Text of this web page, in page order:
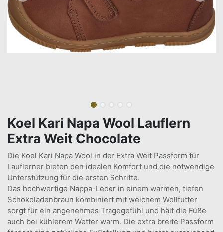
Koel Kari Napa Wool Lauflern
Extra Weit Chocolate
Die Koel Kari Napa Wool in der Extra Weit Passform für
Lauflerner bieten den idealen Komfort und die notwendige
Unterstützung für die ersten Schritte.
Das hochwertige Nappa-Leder in einem warmen, tiefen
Schokoladenbraun kombiniert mit weichem Wollfutter
sorgt für ein angenehmes Tragegefühl und hält die Füße
auch bei kühlerem Wetter warm. Die extra breite Passform